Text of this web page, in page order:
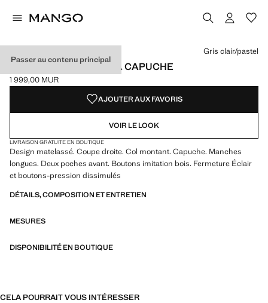
Passer au contenu principal
ANORAK MATELASSÉ À CAPUCHE
Prix actuel [1 999,00 MUR ]
1 999,00 MUR
Choisissez une couleur
Couleur Bleu marine foncé
Couleur Gris clair/pastel sélectionnée
Gris clair/pastel
AJOUTER AUX FAVORIS
VOIR LE LOOK
LIVRAISON GRATUITE EN BOUTIQUE
Design matelassé. Coupe droite. Col montant. Capuche. Manches
longues. Deux poches avant. Boutons imitation bois. Fermeture Éclair
et boutons-pression dissimulés
DÉTAILS, COMPOSITION ET ENTRETIEN
MESURES
DISPONIBILITÉ EN BOUTIQUE
CELA POURRAIT VOUS INTÉRESSER